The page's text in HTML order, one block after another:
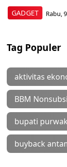
GADGET Rabu,
Tag Populer
aktivitas
BBM
bupati
buyback